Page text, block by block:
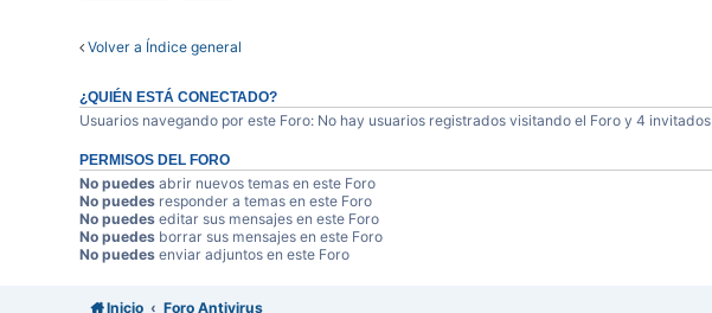
Volver a Índice general
¿QUIÉN ESTÁ CONECTADO?
Usuarios navegando por este Foro: No hay usuarios registrados visitando el Foro y 4 invitados
PERMISOS DEL FORO
No puedes abrir nuevos temas en este Foro
No puedes responder a temas en este Foro
No puedes editar sus mensajes en este Foro
No puedes borrar sus mensajes en este Foro
No puedes enviar adjuntos en este Foro
Inicio Foro Antivirus